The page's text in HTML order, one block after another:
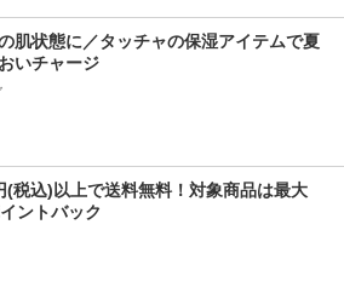
肌状態に／タッチャの保湿アイテムで夏
いチャージ
(税込)以上で送料無料！対象商品は最大
ントバック